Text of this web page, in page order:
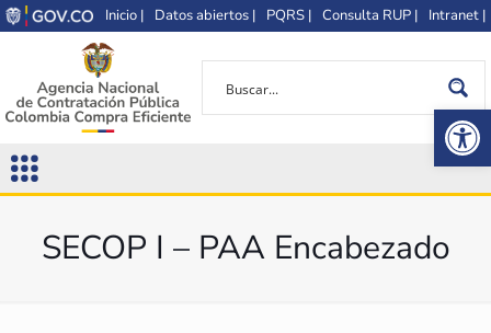
Inicio | Datos abiertos | PQRS | Consulta RUP | Intranet |
SECOP I – PAA Encabezado